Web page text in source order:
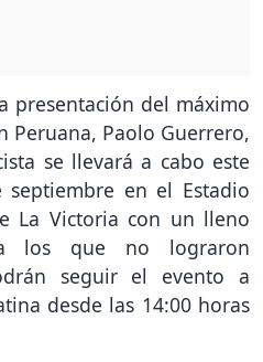
presentación del máximo
Peruana, Paolo Guerrero,
se llevará a cabo este
en el Estadio
La Victoria con un lleno
los que no lograron
seguir el evento a
desde las 14:00 horas